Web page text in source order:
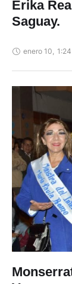
Erika
Saguay.
enero 10,